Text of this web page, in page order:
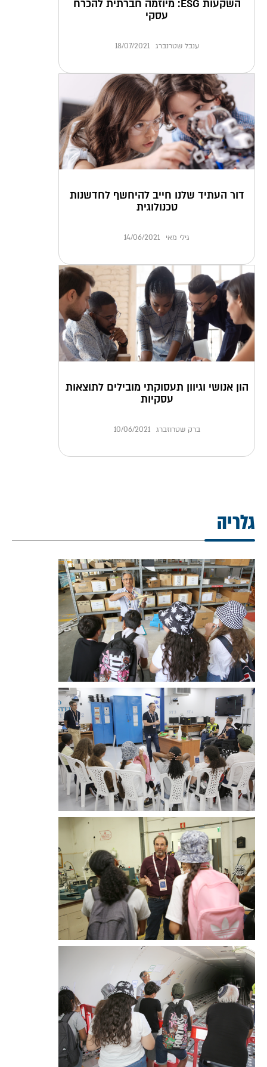
השקעות ESG: מיוזמה חברתית להכרח
עסקי
ענבל שטרנברג 18/07/2021
דור העתיד שלנו חייב להיחשף לחדשנות
טכנולוגית
גילי מאי 14/06/2021
הון אנושי וגיוון תעסוקתי מובילים לתוצאות
עסקיות
ברק שטרוזברג 10/06/2021
גלריה